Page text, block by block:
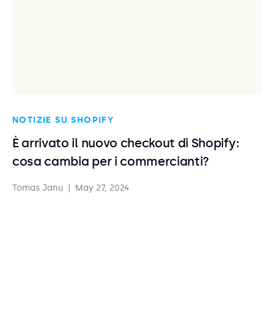
NOTIZIE SU SHOPIFY
È arrivato il nuovo checkout di Shopify:
cosa cambia per i commercianti?
Tomas Janu May 27, 2024